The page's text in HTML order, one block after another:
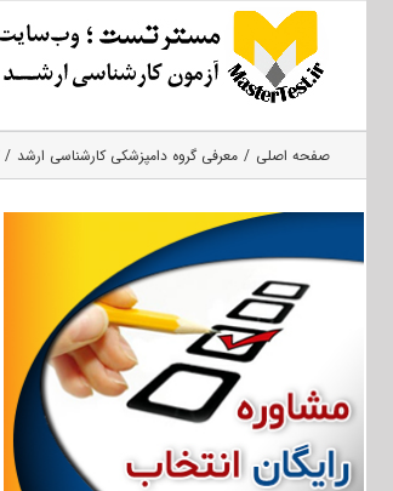
صفحه اصلی معرفی گروه دامپزشکی کارشناسی ارشد